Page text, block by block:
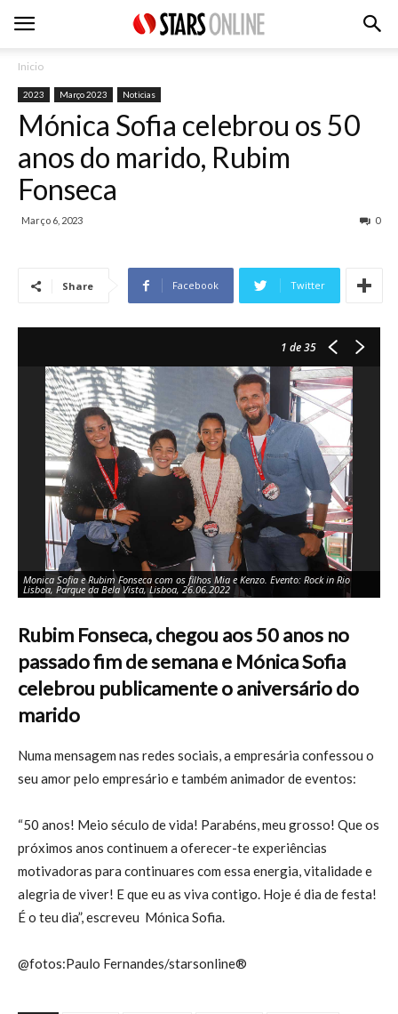
Inicio
2023 Março 2023 Noticias
Mónica Sofia celebrou os 50
anos do marido, Rubim
Fonseca
Março 6, 2023 0
Share Facebook Twitter
1 de 35
Monica Sofia e Rubim Fonseca com os filhos Mia e Kenzo. Evento: Rock in Rio
Lisboa, Parque da Bela Vista, Lisboa, 26.06.2022
Rubim Fonseca, chegou aos 50 anos no
passado fim de semana e Mónica Sofia
celebrou publicamente o aniversário do
marido
Numa mensagem nas redes sociais, a empresária confessou o
seu amor pelo empresário e também animador de eventos:
“50 anos! Meio século de vida! Parabéns, meu grosso! Que os
próximos anos continuem a oferecer-te experiências
motivadoras para continuares com essa energia, vitalidade e
alegria de viver! E que eu as viva contigo. Hoje é dia de festa!
É o teu dia”, escreveu Mónica Sofia.
@fotos:Paulo Fernandes/starsonline®